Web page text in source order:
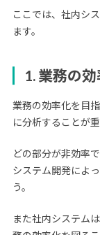
ここでは、社内シ
ます。
1. 業務の
業務の効率化を目
に分析することが重
どの部分が非効率
システム開発によ
う。
また社内システム